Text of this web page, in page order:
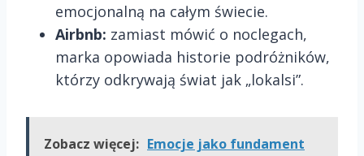
emocjonalną na całym świecie.
Airbnb: zamiast mówić o noclegach,
marka opowiada historie podróżników,
którzy odkrywają świat jak „lokalsi”.
Zobacz więcej: Emocje jako fundament